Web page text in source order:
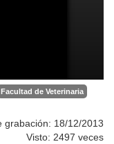
Facultad de Veterinaria
grabación: 18/12/2013
Visto: 2497 veces